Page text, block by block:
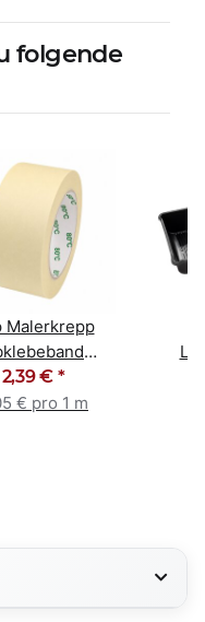
folgende
Malerkrepp
Kreppband
50mm x
2,39 € *
€ pro 1 m